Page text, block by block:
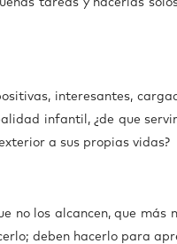
tareas y hacerlas
interesantes,
infantil, ¿de que
a sus propias vidas?
no los alcancen, que más
deben hacerlo para